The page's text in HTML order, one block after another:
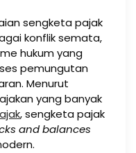
sengketa pajak
konflik semata,
hukum yang
pemungutan
Menurut
yang banyak
, sengketa pajak
and balances